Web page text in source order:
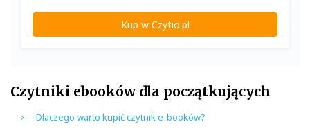
Kup w Czytio.pl
Czytniki ebooków dla początkujących
Dlaczego warto kupić czytnik e-booków?